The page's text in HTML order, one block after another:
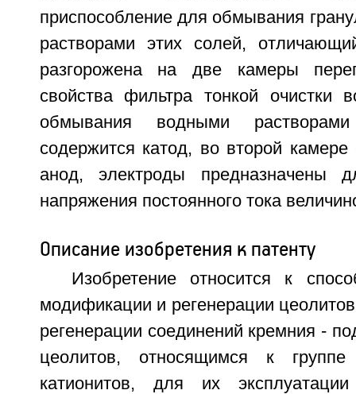
приспособление для обмывания
растворами этих солей,
разгорожена на две камеры
свойства фильтра тонкой
обмывания водными
содержится катод, во второй
анод, электроды предназначены
напряжения постоянного тока
Описание изобретения к патенту
Изобретение относится к
модификации и регенерации
регенерации соединений кремния -
цеолитов, относящимся к
катионитов, для их